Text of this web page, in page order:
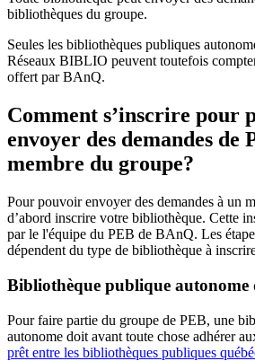
bibliothèques du groupe.
Seules les bibliothèques publiques
Réseaux BIBLIO peuvent toutefois
offert par BAnQ.
Comment s’inscrire pour
envoyer des demandes de
membre du groupe?
Pour pouvoir envoyer des demandes à un
d’abord inscrire votre bibliothèque. Cette
par le l'équipe du PEB de BAnQ. Les
dépendent du type de bibliothèque à
Bibliothèque publique autonome
Pour faire partie du groupe de PEB, une
autonome doit avant toute chose adhérer
prêt entre les bibliothèques publiques